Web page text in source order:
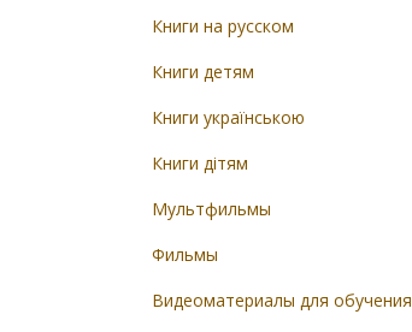
Книги на русском
Книги детям
Книги українською
Книги дітям
Мультфильмы
Фильмы
Видеоматериалы для обучения